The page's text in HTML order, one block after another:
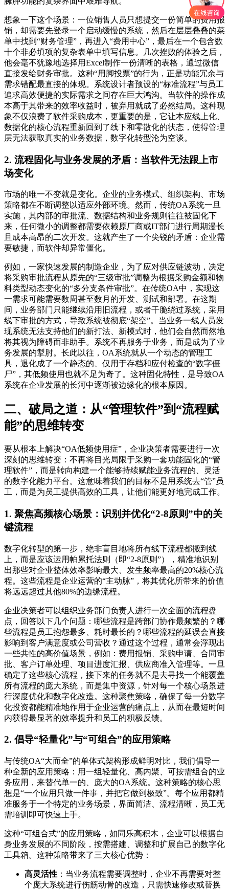
想象一下这个场景：一位销售人员只想提交一份简单的费用报
销，却需要先登录一个启动缓慢的系统，然后在层层叠叠的菜
单中找到“财务管理”，再进入“费用中心”，最后在一个包含数
十个非必填项的复杂表单中填写信息。几次挫败的体验之后，
他会毫不犹豫地选择用Excel制作一份清晰的表格，通过微信
直接发给财务审批。这种“用脚投票”的行为，正是功能冗余与
需求错配最直接的体现。系统设计者预设的“标准流程”与员工
追求高效便捷的实际需求之间存在巨大鸿沟。当软件的操作成
本高于其带来的效率收益时，被弃用就成了必然结局。这种现
象不仅浪费了软件采购成本，更重要的是，它让本应线上化、
数据化的核心流程重新回到了线下和零散化的状态，使得管理
层无法获取真实的业务数据，数字化转型沦为空谈。
2. 流程固化与业务发展的矛盾：当软件无法跟上市
场变化
市场的唯一不变就是变化。企业的业务模式、组织架构、市场
策略都在不断调整以适应外部环境。然而，传统OA系统一旦
实施，其内部的审批流、数据结构和业务规则往往被固化下
来，任何微小的调整都需要依赖原厂商或IT部门进行周期漫长
且成本高昂的二次开发。这就产生了一个尖锐的矛盾：企业需
要敏捷，而软件却异常僵化。
例如，一家快速发展的制造企业，为了应对供应链波动，决定
将采购审批流程从原先的“三级审批”调整为根据采购金额和物
料类型动态变化的“多分支条件审批”。在传统OA中，实现这
一需求可能需要数周甚至数月的开发、测试和部署。在这期
间，业务部门只能继续沿用旧流程，或者干脆绕过系统，采用
线下审批的方式，导致系统被彻底“架空”。当业务一线人员发
现系统无法支持他们的新打法、新模式时，他们会自然而然地
将其视为障碍而非助手。系统不再服务于业务，而是成为了业
务发展的掣肘。长此以往，OA系统就从一个动态的管理工
具，退化成了一个静态的、仅用于存档和应付检查的“数字僵
尸”，其低频使用也就不足为奇了。这种固化特性，是导致OA
系统在企业发展的长河中逐渐被边缘化的根本原因。
二、破局之道：从“管理软件”到“流程赋
能”的思维转变
要从根本上解决“OA低频使用症”，企业决策者需要进行一次
深刻的思维转变：不再将目光局限于采购一套功能固化的“管
理软件”，而是转向构建一个能够持续赋能业务流程的、灵活
的数字化能力平台。这意味着我们的目标不是用系统去“管”员
工，而是为员工提供高效的工具，让他们能更好地完成工作。
1. 聚焦高频核心场景：识别并优化“2-8原则”中的关
键流程
数字化转型的第一步，绝非盲目地将所有线下流程都搬到线
上，而是应该运用帕累托法则（即“2-8原则”），精准地识别
出那些对企业整体效率影响最大、发生频率最高的20%核心流
程。这些流程是企业运营的“主动脉”，将其优化所带来的价值
将远远超过其他80%的边缘流程。
企业决策者可以组织业务部门负责人进行一次全面的流程盘
点，回答以下几个问题：哪些流程是跨部门协作最频繁的？哪
些流程是员工抱怨最多、耗时最长的？哪些流程的延误会直接
影响到客户满意度或公司营收？通过这个过程，通常会浮现出
一些共性的高价值场景，例如：费用报销、采购申请、合同审
批、客户订单处理、项目进度汇报、供应商准入管理等。一旦
确定了这些核心流程，接下来的任务就不是去寻找一个能覆盖
所有流程的庞大系统，而是集中资源，针对每一个核心场景进
行深度优化和数字化改造。这种聚焦策略，确保了每一分数字
化投资都能精准地作用于企业运营的痛点上，从而在最短时间
内获得最显著的效率提升和员工的积极反馈。
2. 倡导“轻量化”与“可组合”的应用策略
与传统OA“大而全”的单体式架构形成鲜明对比，我们倡导一
种全新的应用策略：用一组轻量化、高内聚、可按需组合的业
务应用，来替代单一的、庞大的OA系统。这种策略的核心思
想是“一个应用只做一件事，并把它做到极致”。每个应用都精
准服务于一个特定的业务场景，界面简洁、流程清晰，员工无
需培训即可快速上手。
这种“可组合式”的应用策略，如同乐高积木，企业可以根据自
身业务发展的不同阶段，按需搭建、调整和扩展自己的数字化
工具箱。这种策略带来了三大核心优势：
高灵活性 ：当业务流程需要调整时，企业不再需要对整
个庞大系统进行伤筋动骨的改造，只需快速修改或替换